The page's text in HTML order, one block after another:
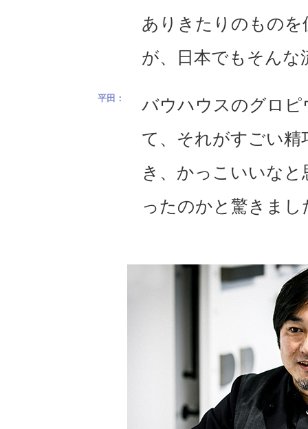
ありきたりのもの
が、日本でもそん
バウハウスのグロ
て、それがすごい
き、かっこいいな
ったのかと驚きまし